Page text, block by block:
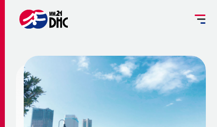
設備管理受託のご案内
お客さま専用ページ
小 中 大
INFORMATION
ご挨拶